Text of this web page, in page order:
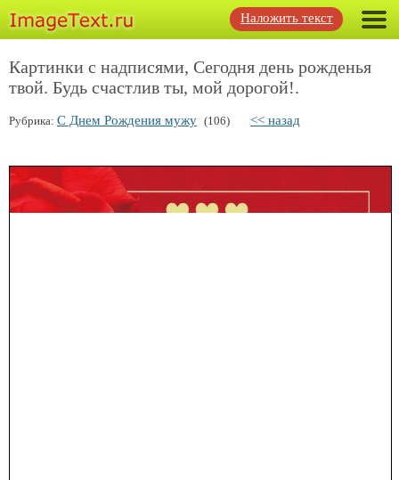
Наложить текст
Картинки с надписями, Сегодня день рожденья
твой. Будь счастлив ты, мой дорогой!.
Рубрика: С Днем Рождения мужу (106) << назад